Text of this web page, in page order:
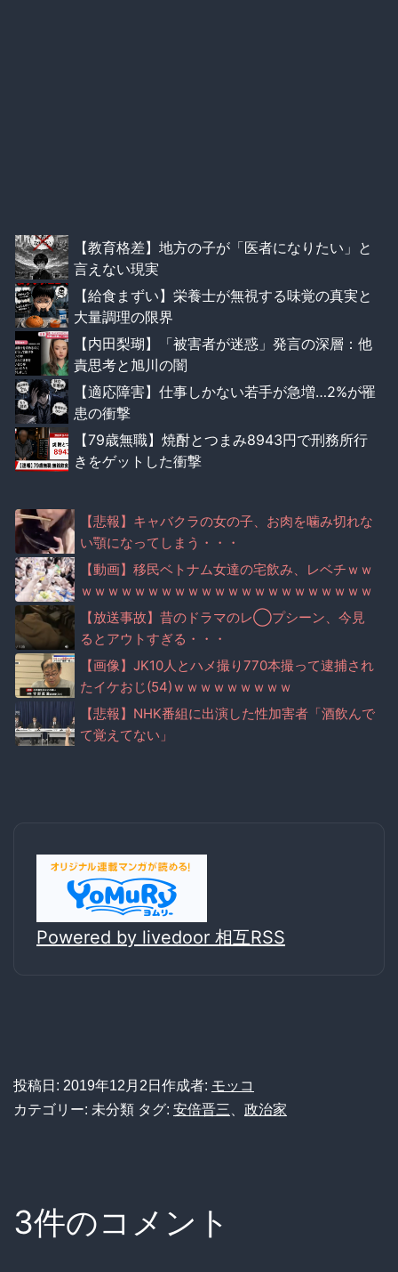
【教育格差】地方の子が「医者になりたい」と
言えない現実
【給食まずい】栄養士が無視する味覚の真実と
大量調理の限界
【内田梨瑚】「被害者が迷惑」発言の深層：他
責思考と旭川の闇
【適応障害】仕事しかない若手が急増…2%が罹
患の衝撃
【79歳無職】焼酎とつまみ8943円で刑務所行
きをゲットした衝撃
【悲報】キャバクラの女の子、お肉を噛み切れな
い顎になってしまう・・・
【動画】移民ベトナム女達の宅飲み、レベチｗｗ
ｗｗｗｗｗｗｗｗｗｗｗｗｗｗｗｗｗｗｗｗｗｗ
【放送事故】昔のドラマのレ◯プシーン、今見
るとアウトすぎる・・・
【画像】JK10人とハメ撮り770本撮って逮捕され
たイケおじ(54)ｗｗｗｗｗｗｗｗｗ
【悲報】NHK番組に出演した性加害者「酒飲んで
て覚えてない」
Powered by livedoor 相互RSS
投稿日: 2019年12月2日 作成者: モッコ
カテゴリー: 未分類 タグ: 安倍晋三 政治家
3件のコメント